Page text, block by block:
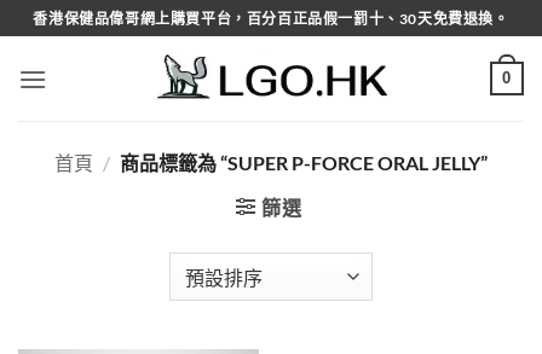
Skip
to
content
香港保健品偉哥網上購買平台，百分百正品假一罰十、30天免費退換。
0
首頁 / 商品標籤為 “SUPER P-FORCE ORAL JELLY”
篩選